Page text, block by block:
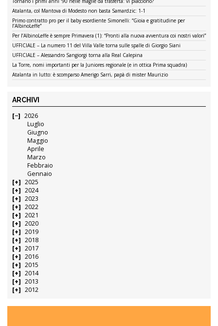
Atalanta, col Mantova di Modesto non basta Samardzic: 1-1
Primo contratto pro per il baby esordiente Simonelli: “Gioia e gratitudine per
l’AlbinoLeffe”
Per l’AlbinoLeffe è sempre Primavera (1): “Pronti alla nuova avventura coi nostri valori”
UFFICIALE – La numero 11 del Villa Valle torna sulle spalle di Giorgio Siani
UFFICIALE – Alessandro Sangiorgi torna alla Real Calepina
La Torre, nomi importanti per la Juniores regionale (e in ottica Prima squadra)
Atalanta in lutto: è scomparso Amerigo Sarri, papà di mister Maurizio
ARCHIVI
2026
Luglio
Giugno
Maggio
Aprile
Marzo
Febbraio
Gennaio
2025
2024
2023
2022
2021
2020
2019
2018
2017
2016
2015
2014
2013
2012